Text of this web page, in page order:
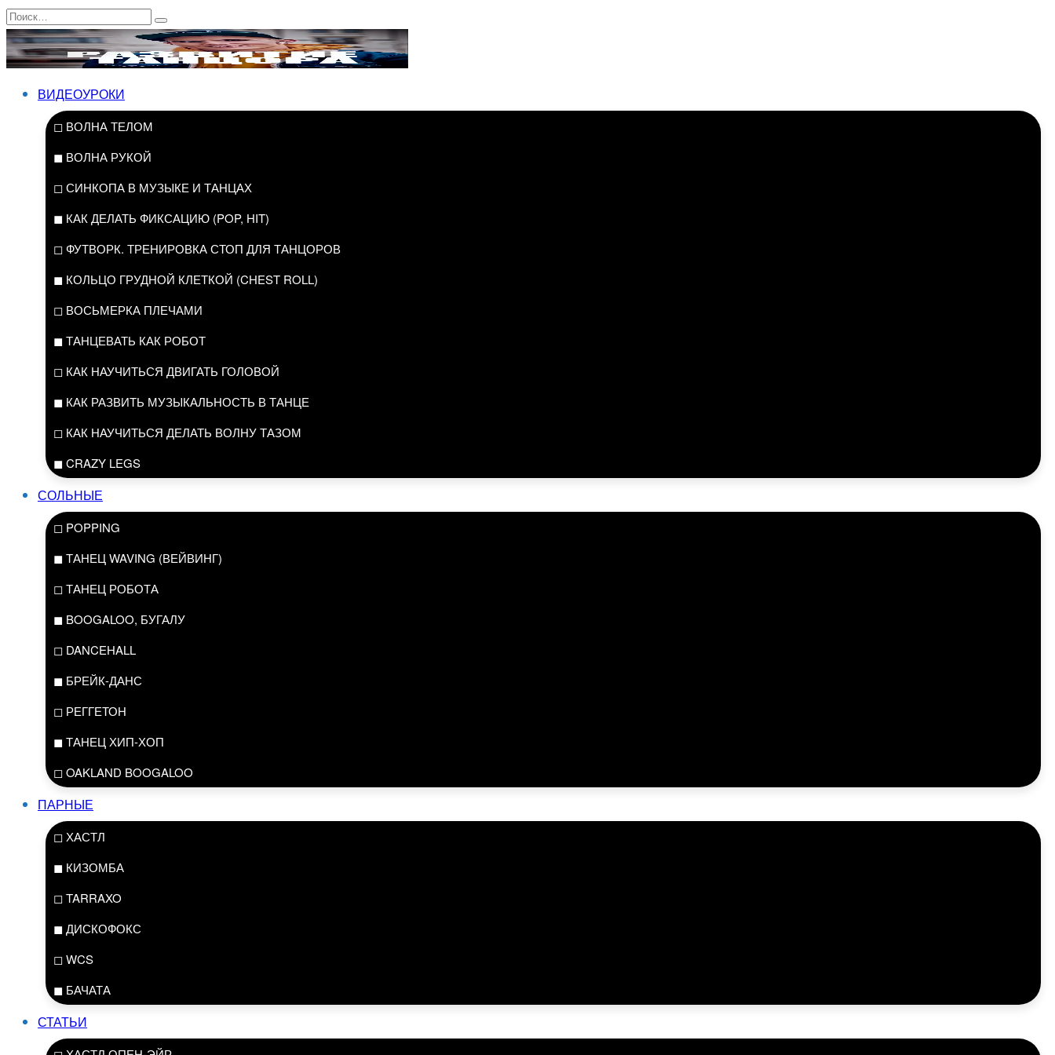
Перейти
к
содержанию
Search
for:
ВИДЕОУРОКИ
◻ ВОЛНА ТЕЛОМ
◼ ВОЛНА РУКОЙ
◻ СИНКОПА В МУЗЫКЕ И ТАНЦАХ
◼ КАК ДЕЛАТЬ ФИКСАЦИЮ (POP, HIT)
◻ ФУТВОРК. ТРЕНИРОВКА СТОП ДЛЯ ТАНЦОРОВ
◼ КОЛЬЦО ГРУДНОЙ КЛЕТКОЙ (CHEST ROLL)
◻ ВОСЬМЕРКА ПЛЕЧАМИ
◼ ТАНЦЕВАТЬ КАК РОБОТ
◻ КАК НАУЧИТЬСЯ ДВИГАТЬ ГОЛОВОЙ
◼ КАК РАЗВИТЬ МУЗЫКАЛЬНОСТЬ В ТАНЦЕ
◻ КАК НАУЧИТЬСЯ ДЕЛАТЬ ВОЛНУ ТАЗОМ
◼ CRAZY LEGS
СОЛЬНЫЕ
◻ POPPING
◼ ТАНЕЦ WAVING (ВЕЙВИНГ)
◻ ТАНЕЦ РОБОТА
◼ BOOGALOO, БУГАЛУ
◻ DANCEHALL
◼ БРЕЙК-ДАНС
◻ РЕГГЕТОН
◼ ТАНЕЦ ХИП-ХОП
◻ OAKLAND BOOGALOO
ПАРНЫЕ
◻ ХАСТЛ
◼ КИЗОМБА
◻ TARRAXO
◼ ДИСКОФОКС
◻ WCS
◼ БАЧАТА
СТАТЬИ